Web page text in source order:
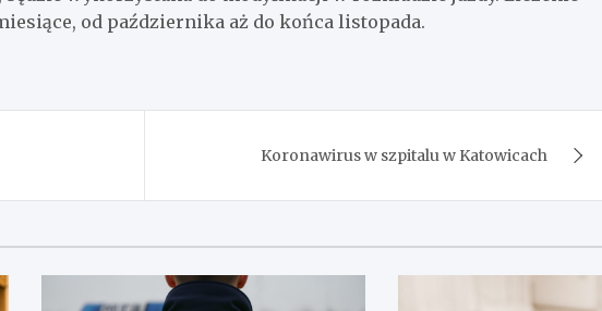
od października aż do końca listopada.
Koronawirus w szpitalu w Katowicach